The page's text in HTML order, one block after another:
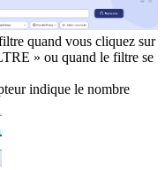
quand vous cliquez sur
» ou quand le filtre se
indique le nombre